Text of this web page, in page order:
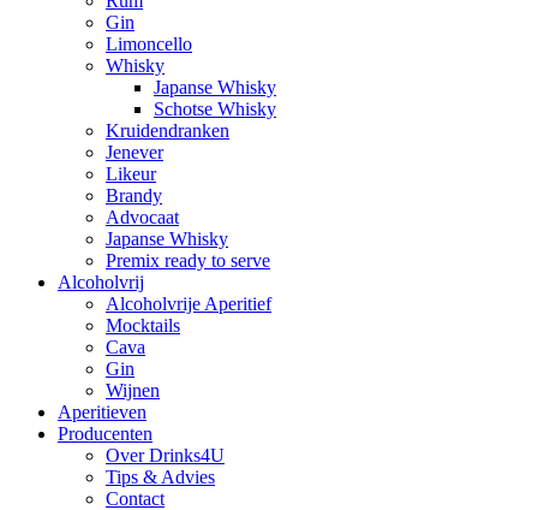
Gin
Limoncello
Whisky
Japanse Whisky
Schotse Whisky
Kruidendranken
Jenever
Likeur
Brandy
Advocaat
Japanse Whisky
Premix ready to serve
Alcoholvrij
Alcoholvrije Aperitief
Mocktails
Cava
Gin
Wijnen
Aperitieven
Producenten
Over Drinks4U
Tips & Advies
Contact